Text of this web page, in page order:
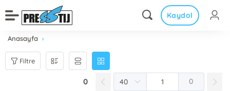
Kaydol
Anasayfa
Filtre
0 0